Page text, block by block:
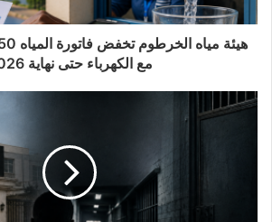
مع الكهرباء حتى نهاية 2026